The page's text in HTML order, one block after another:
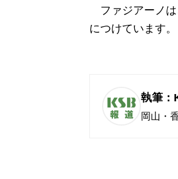
ファジアーノは
につけています。
執筆：
岡山・